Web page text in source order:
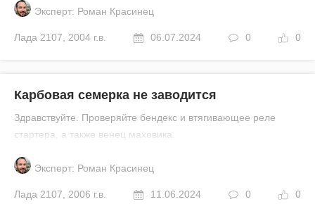
Эксперт: Роман Красинец
Лада 2107 2004 г.в. 06.07.2024 0 0
Карбовая семерка не заводится
Здравствуйте. Проверяйте бендекс и втягивающее реле
стартера, а также венец маховика.
Эксперт: Роман Красинец
Лада 2107 2006 г.в. 11.06.2024 0 0